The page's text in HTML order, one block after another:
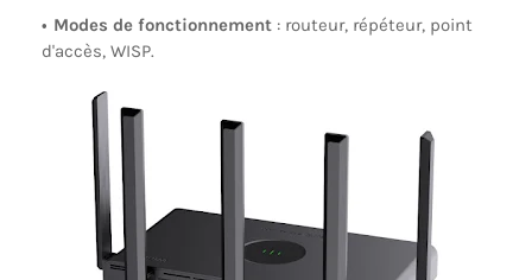
Modes de fonctionnement : routeur, répéteur, point
d'accès, WISP.